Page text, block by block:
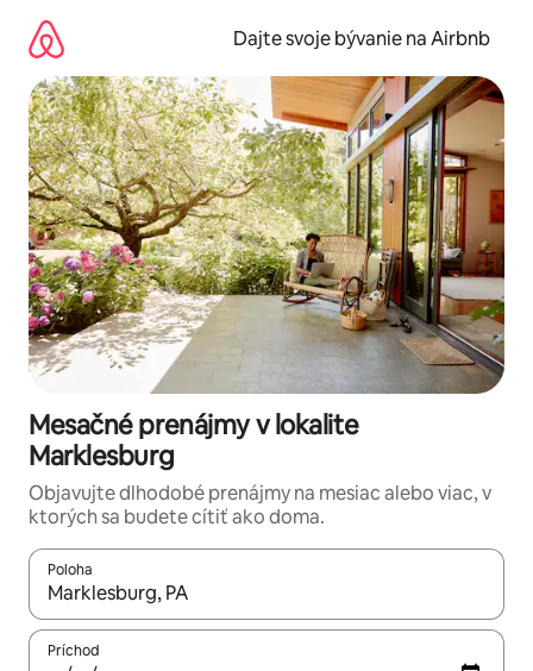
obsah.
Dajte svoje bývanie na Airbnb
Mesačné prenájmy v lokalite
Marklesburg
Objavujte dlhodobé prenájmy na mesiac alebo viac, v
ktorých sa budete cítiť ako doma.
Poloha
Keď budú výsledky k dispozícii, môžete si ich prechádzať
Príchod